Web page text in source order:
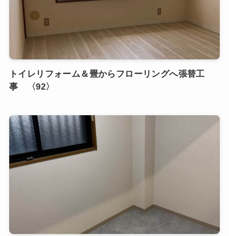
トイレリフォーム＆畳からフローリングへ張替工
事 〈92〉